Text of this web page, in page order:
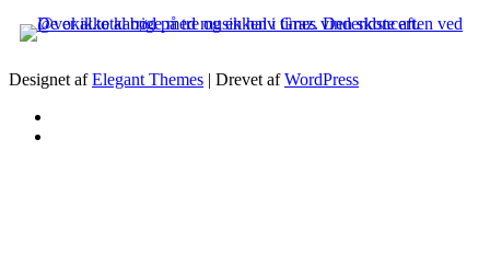
Designet afElegant Themes | Drevet afWordPress